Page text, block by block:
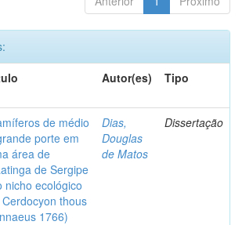
Autor(es) Tipo
de médio
porte em
área de
de Sergipe
nicho ecológico
thous
1766)
Dias,
Douglas
de Matos
Dissertação